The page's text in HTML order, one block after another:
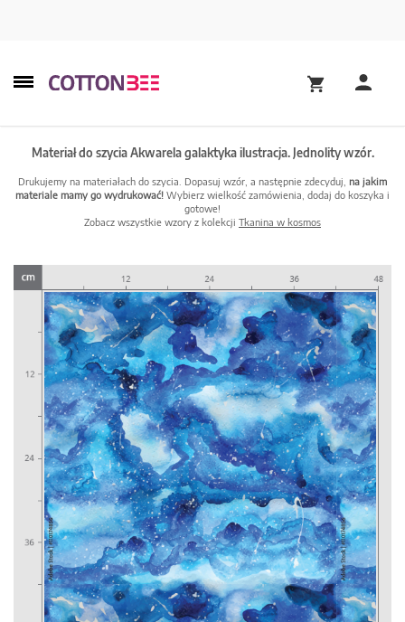
Materiał do szycia Akwarela galaktyka ilustracja. Jednolity wzór.
Drukujemy na materiałach do szycia. Dopasuj wzór, a następnie zdecyduj, na jakim
materiale mamy go wydrukować! Wybierz wielkość zamówienia, dodaj do koszyka i
gotowe!
Zobacz wszystkie wzory z kolekcji Tkanina w kosmos